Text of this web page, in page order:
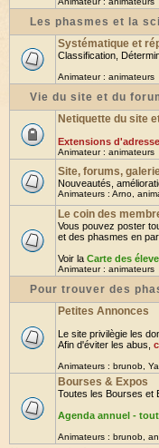
Les phasmes et la
Systématique et
Classification,
Animateur : animateurs
Vie du site et du
Netiquette du site
Extensions
Animateur : animateurs
Site, forums,
Nouveautés,
Animateurs : Arno
Le coin des
Vous pouvez poster
et des phasmes en
Voir la Carte des
Animateur : animateurs
Pour trouver des
Petites Annonces
Le site privilègie les
Afin d'éviter les abus,
Animateurs : brunob
Bourses & Expos
Toutes les Bourses et
Agenda annuel -
Animateurs : brunob